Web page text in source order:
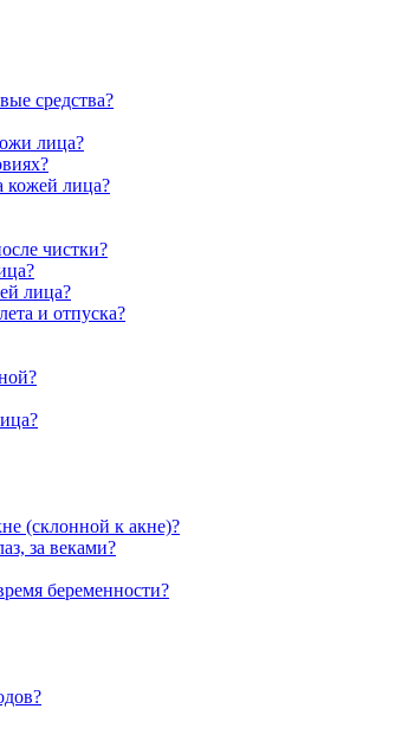
средства?
лица?
кожей лица?
чистки?
лица?
и отпуска?
(склонной к акне)?
за веками?
беременности?